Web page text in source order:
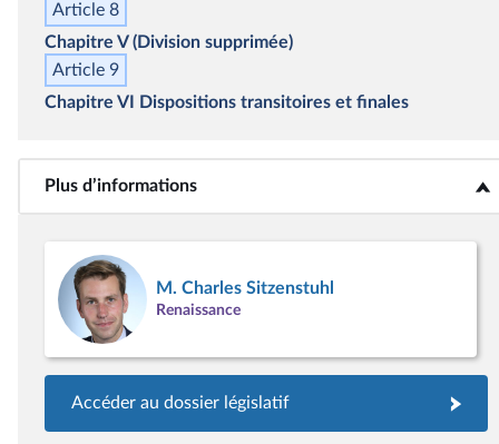
Article 8
Chapitre V (Division supprimée)
Article 9
Chapitre VI
Dispositions transitoires et finales
Plus d’informations<b>Plus d’informations</b>
M. Charles Sitzenstuhl
Renaissance
Accéder au dossier législatif